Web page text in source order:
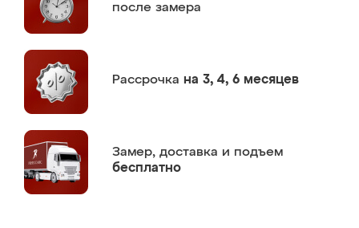
после замера
Рассрочка на 3, 4, 6 месяцев
Замер, доставка и подъем
бесплатно